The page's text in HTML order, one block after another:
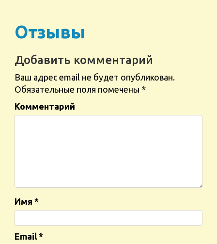
Отзывы
Добавить комментарий
Ваш адрес email не будет опубликован.
Обязательные поля помечены *
Комментарий
Имя *
Email *